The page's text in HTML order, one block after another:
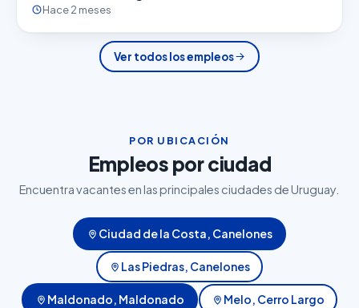
Hace 2 meses
Ver todos los empleos
POR UBICACIÓN
Empleos por ciudad
Encuentra vacantes en las principales ciudades de Uruguay.
Ciudad de la Costa, Canelones
Las Piedras, Canelones
Maldonado, Maldonado Melo, Cerro Largo